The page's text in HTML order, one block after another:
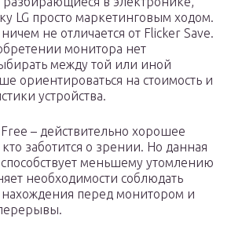
LG просто маркетинговым ходом.
не отличается от Flicker Save.
монитора нет
между той или иной
ориентироваться на стоимость и
устройства.
– действительно хорошее
заботится о зрении. Но данная
меньшему утомлению
необходимости соблюдать
перед монитором и